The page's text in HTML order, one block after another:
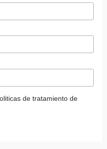
de tratamiento de